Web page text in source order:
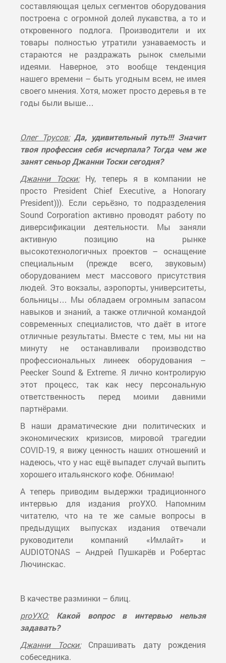
составляющая целых сегментов оборудования
построена с огромной долей лукавства, а то и
откровенного подлога. Производители и их
товары полностью утратили узнаваемость и
стараются не раздражать рынок смелыми
идеями. Наверное, это вообще тенденция
нашего времени – быть угодным всем, не имея
своего мнения. Хотя, может просто деревья в те
годы были выше…
Олег Трусов: Да, удивительный путь!!! Значит
твоя профессия себя исчерпала? Тогда чем же
занят сеньор Джанни Тоски сегодня?
Джанни Тоски:Ну, теперь я в компании не
просто President Chief Executive, а Honorary
President))). Если серьёзно, то подразделения
Sound Corporation активно проводят работу по
диверсификации деятельности. Мы заняли
активную позицию на рынке
высокотехнологичных проектов – оснащение
специальным (прежде всего, звуковым)
оборудованием мест массового присутствия
людей. Это вокзалы, аэропорты, университеты,
больницы… Мы обладаем огромным запасом
навыков и знаний, а также отличной командой
современных специалистов, что даёт в итоге
отличные результаты. Вместе с тем, мы ни на
минуту не останавливали производство
профессиональных линеек оборудования –
Peecker Sound & Extreme. Я лично контролирую
этот процесс, так как несу персональную
ответственность перед моими давними
партнёрами.
В наши драматические дни политических и
экономических кризисов, мировой трагедии
COVID-19, я вижу ценность наших отношений и
надеюсь, что у нас ещё выпадет случай выпить
хорошего итальянского кофе. Обнимаю!
А теперь приводим выдержки традиционного
интервью для издания proУХО. Напомним
читателю, что на те же самые вопросы в
предыдущих выпусках издания отвечали
руководители компаний «Имлайт» и
AUDIOTONAS – Андрей Пушкарёв и Робертас
Лючинскас.
В качестве разминки – блиц.
proУХО:
Какой вопрос в интервью нельзя
задавать?
Джанни Тоски:Спрашивать дату рождения
собеседника.